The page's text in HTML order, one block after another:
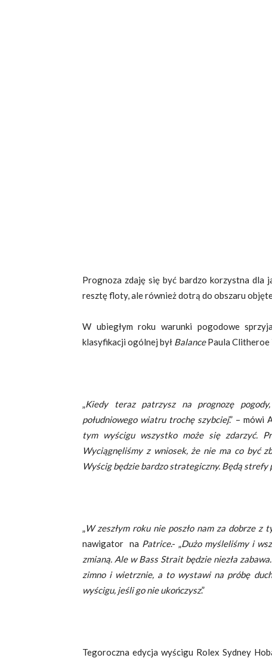
Prognoza zdaję się być bardzo korzystna
resztę floty, ale również dotrą do obszaru
W ubiegłym roku warunki pogodowe
klasyfikacji ogólnej był BalancePaula Clitheroe
Kiedy teraz patrzysz na prognozę
południowego wiatru trochę szybciej.” – mówi
tym wyścigu wszystko może się zdarzyć.
Wyciągnęliśmy z wniosek, że nie ma co być
Wyścig będzie bardzo strategiczny. Będą
W zeszłym roku nie poszło nam za dobrze z
nawigator na Patrice.- „
Dużo myśleliśmy i
zmianą. Ale w Bass Strait będzie niezła
zimno i wietrznie, a to wystawi na próbę
wyścigu, jeśli go nie ukończysz.”
Tegoroczna edycja wyścigu Rolex Sydney